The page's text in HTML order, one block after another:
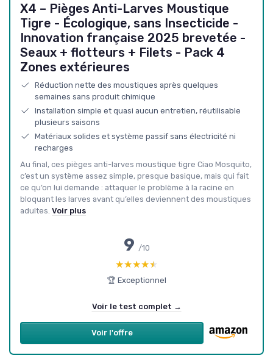
X4 – Pièges Anti-Larves Moustique
Tigre - Écologique, sans Insecticide -
Innovation française 2025 brevetée -
Seaux + flotteurs + Filets - Pack 4
Zones extérieures
Réduction nette des moustiques après quelques
semaines sans produit chimique
Installation simple et quasi aucun entretien, réutilisable
plusieurs saisons
Matériaux solides et système passif sans électricité ni
recharges
Au final, ces pièges anti-larves moustique tigre Ciao Mosquito,
c’est un système assez simple, presque basique, mais qui fait
ce qu’on lui demande : attaquer le problème à la racine en
bloquant les larves avant qu’elles deviennent des moustiques
adultes. Voir plus
9 /10
★★★★★
★★★★★
🏆 Exceptionnel
Voir le test complet →
Voir l'offre